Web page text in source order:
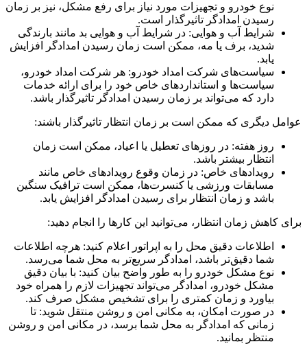
نوع خودرو و تجهیزات مورد نیاز برای رفع مشکل، نیز بر زمان
رسیدن امدادگر تاثیرگذار است.
شرایط آب و هوایی: در شرایط آب و هوایی بد مانند بارندگی
شدید، برف یا مه، ممکن است زمان رسیدن امدادگر افزایش
یابد.
سیاست‌های شرکت امداد خودرو: هر شرکت امداد خودرو،
سیاست‌ها و استانداردهای خاص خود را برای ارائه خدمات
دارد که می‌تواند بر زمان رسیدن امدادگر تاثیرگذار باشد.
عوامل دیگری که ممکن است بر زمان انتظار تاثیرگذار باشند:
روز هفته: در روزهای تعطیل یا اعیاد، ممکن است زمان
انتظار بیشتر باشد.
رویدادهای خاص: در زمان وقوع رویدادهای خاص مانند
مسابقات ورزشی یا کنسرت‌ها، ممکن است ترافیک سنگین
باشد و زمان انتظار برای رسیدن امدادگر افزایش یابد.
برای کاهش زمان انتظار، می‌توانید این کارها را انجام دهید:
اطلاعات دقیق محل را به اپراتور اعلام کنید: هرچه اطلاعات
شما دقیق‌تر باشد، امدادگر سریع‌تر به محل شما می‌رسد.
نوع مشکل خودرو را به طور واضح بیان کنید: با بیان دقیق
مشکل خودرو، امدادگر می‌تواند تجهیزات لازم را همراه خود
بیاورد و زمان کمتری را برای تشخیص مشکل صرف کند.
در صورت امکان، به مکانی امن و روشن منتقل شوید: تا
زمانی که امدادگر به محل شما برسد، در مکانی امن و روشن
منتظر بمانید.